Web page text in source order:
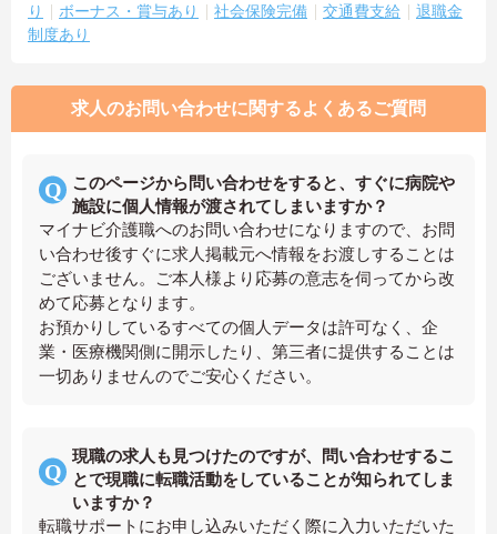
り
ボーナス・賞与あり 社会保険完備 交通費支給
退職金
制度あり
求人のお問い合わせに関するよくあるご質問
このページから問い合わせをすると、すぐに病院や
施設に個人情報が渡されてしまいますか？
マイナビ介護職へのお問い合わせになりますので、お問
い合わせ後すぐに求人掲載元へ情報をお渡しすることは
ございません。ご本人様より応募の意志を伺ってから改
めて応募となります。
お預かりしているすべての個人データは許可なく、企
業・医療機関側に開示したり、第三者に提供することは
一切ありませんのでご安心ください。
現職の求人も見つけたのですが、問い合わせするこ
とで現職に転職活動をしていることが知られてしま
いますか？
転職サポートにお申し込みいただく際に入力いただいた